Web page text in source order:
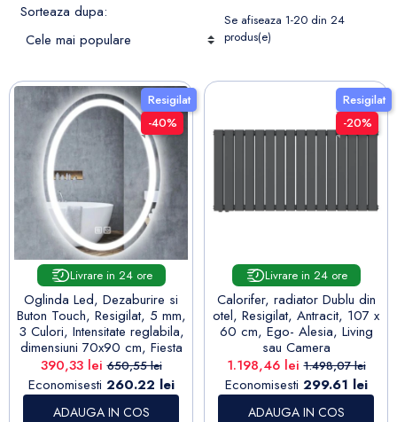
Sorteaza dupa:
Se afiseaza 1-20 din 24
produs(e)
Resigilat
-40%
Livrare in 24 ore
Oglinda Led, Dezaburire si
Buton Touch, Resigilat, 5 mm,
3 Culori, Intensitate reglabila,
dimensiuni 70x90 cm, Fiesta
Pret
390,33 leiPret de baza
650,55 lei
Economisesti 260.22 lei
ADAUGA IN COS
Resigilat
-20%
Livrare in 24 ore
Calorifer, radiator Dublu din
otel, Resigilat, Antracit, 107 x
60 cm, Ego- Alesia, Living
sau Camera
Pret
1.198,46 leiPret de baza
1.498,07 lei
Economisesti 299.61 lei
ADAUGA IN COS